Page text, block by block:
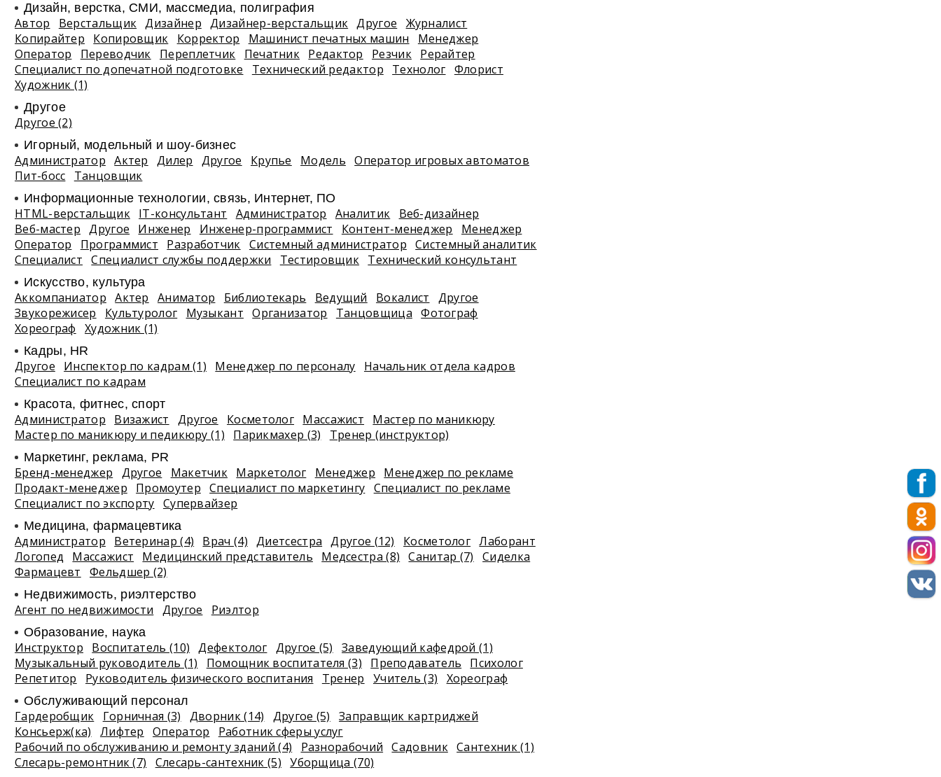
Дизайн, верстка, СМИ, массмедиа, полиграфия
Автор Верстальщик Дизайнер Дизайнер-верстальщик Другое
Журналист
Копирайтер
Копировщик Корректор Машинист печатных машин
Менеджер
Оператор
Переводчик Переплетчик Печатник Редактор Резчик Рерайтер
Специалист по допечатной подготовке
Технический редактор Технолог Флорист
Художник (1)
Другое
Другое (2)
Игорный, модельный и шоу-бизнес
Администратор Актер Дилер Другое Крупье Модель
Оператор игровых автоматов
Пит-босс
Танцовщик
Информационные технологии, связь, Интернет, ПО
HTML-верстальщик IT-консультант Администратор Аналитик
Веб-дизайнер
Веб-мастер
Другое Инженер Инженер-программист Контент-менеджер
Менеджер
Оператор
Программист Разработчик Системный администратор Системный аналитик
Специалист
Специалист службы поддержки Тестировщик Технический консультант
Искусство, культура
Аккомпаниатор Актер Аниматор Библиотекарь Ведущий Вокалист
Другое
Звукорежисер
Культуролог Музыкант Организатор Танцовщица
Фотограф
Хореограф
Художник (1)
Кадры, HR
Другое Инспектор по кадрам (1) Менеджер по персоналу
Начальник отдела кадров
Специалист по кадрам
Красота, фитнес, спорт
Администратор Визажист Другое Косметолог Массажист
Мастер по маникюру
Мастер по маникюру и педикюру (1)
Парикмахер (3) Тренер (инструктор)
Маркетинг, реклама, PR
Бренд-менеджер Другое Макетчик Маркетолог Менеджер
Менеджер по рекламе
Продакт-менеджер
Промоутер Специалист по маркетингу Специалист по рекламе
Специалист по экспорту Супервайзер
Медицина, фармацевтика
Администратор Ветеринар (4) Врач (4) Диетсестра Другое (12) Косметолог Лаборант
Логопед
Массажист Медицинский представитель Медсестра (8) Санитар (7)
Сиделка
Фармацевт
Фельдшер (2)
Недвижимость, риэлтeрство
Агент по недвижимости Другое Риэлтор
Образование, наука
Инструктор Воспитатель (10) Дефектолог Другое (5)
Заведующий кафедрой (1)
Музыкальный руководитель (1)
Помощник воспитателя (3) Преподаватель
Психолог
Репетитор
Руководитель физического воспитания Тренер Учитель (3) Хореограф
Обслуживающий персонал
Гардеробщик Горничная (3) Дворник (14) Другое (5)
Заправщик картриджей
Консьерж(ка)
Лифтер Оператор
Работник сферы услуг
Рабочий по обслуживанию и ремонту зданий (4)
Разнорабочий Садовник Сантехник (1)
Слесарь-ремонтник (7)
Слесарь-сантехник (5) Уборщица (70)